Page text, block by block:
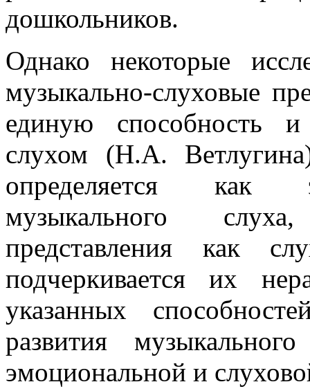
дошкольников.
Однако некоторые
музыкально-слуховые
единую способность
слухом (Н.А.
определяется как
музыкального
представления как
подчеркивается их
указанных
развития
эмоциональной и